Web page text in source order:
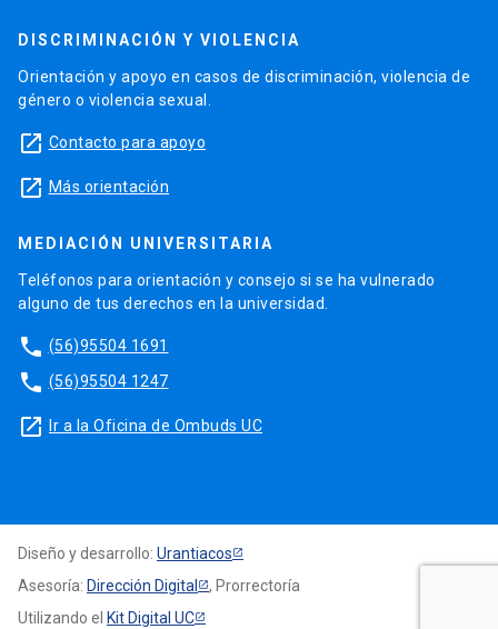
DISCRIMINACIÓN Y VIOLENCIA
Orientación y apoyo en casos de discriminación, violencia de
género o violencia sexual.
launch Contacto para apoyo
launch Más orientación
MEDIACIÓN UNIVERSITARIA
Teléfonos para orientación y consejo si se ha vulnerado
alguno de tus derechos en la universidad.
phone (56)95504 1691
phone (56)95504 1247
launch Ir a la Oficina de Ombuds UC
Diseño y desarrollo: Urantiacos
Asesoría: Dirección Digital
, Prorrectoría
Utilizando el Kit Digital UC